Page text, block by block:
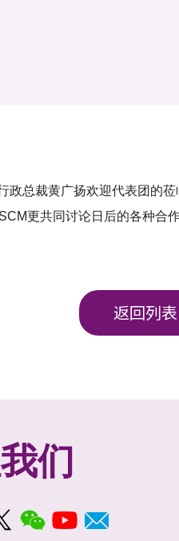
总裁黄广扬欢迎代表团的莅
更共同讨论日后的各种合
返回列表
们